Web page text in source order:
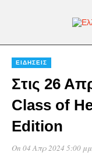
ΕΙΔΉΣΕΙΣ
Στις 26
Class of
Edition
On 04 Απρ 2024 5:00 μμ